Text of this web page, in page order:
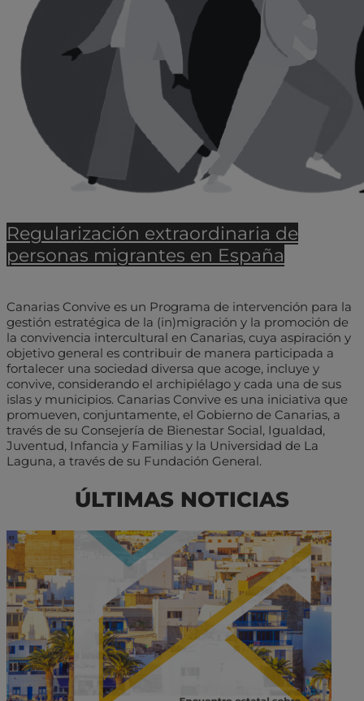
Regularización extraordinaria de
personas migrantes en España
Canarias Convive es un Programa de intervención para la
gestión estratégica de la (in)migración y la promoción de
la convivencia intercultural en Canarias, cuya aspiración y
objetivo general es contribuir de manera participada a
fortalecer una sociedad diversa que acoge, incluye y
convive, considerando el archipiélago y cada una de sus
islas y municipios. Canarias Convive es una iniciativa que
promueven, conjuntamente, el Gobierno de Canarias, a
través de su Consejería de Bienestar Social, Igualdad,
Juventud, Infancia y Familias y la Universidad de La
Laguna, a través de su Fundación General.
ÚLTIMAS NOTICIAS